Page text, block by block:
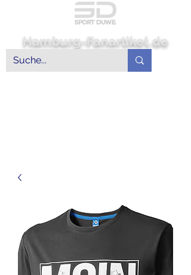
Hamburg-Fanartikel.de